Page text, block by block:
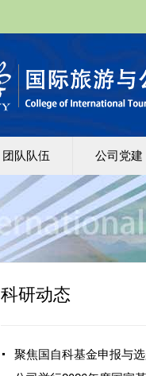
团队队伍 公司党建
科研动态
聚焦国自科基金申报与